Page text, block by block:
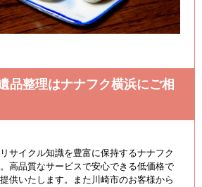
品整理はナナフク横浜にご相
サイクル知識を豊富に保持するナナフク
高品質なサービスで安心できる低価格で
供いたします。また川崎市のお客様から